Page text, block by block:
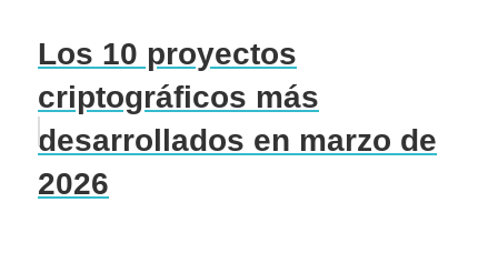
Los 10 proyectos
criptográficos más
desarrollados en marzo de
2026